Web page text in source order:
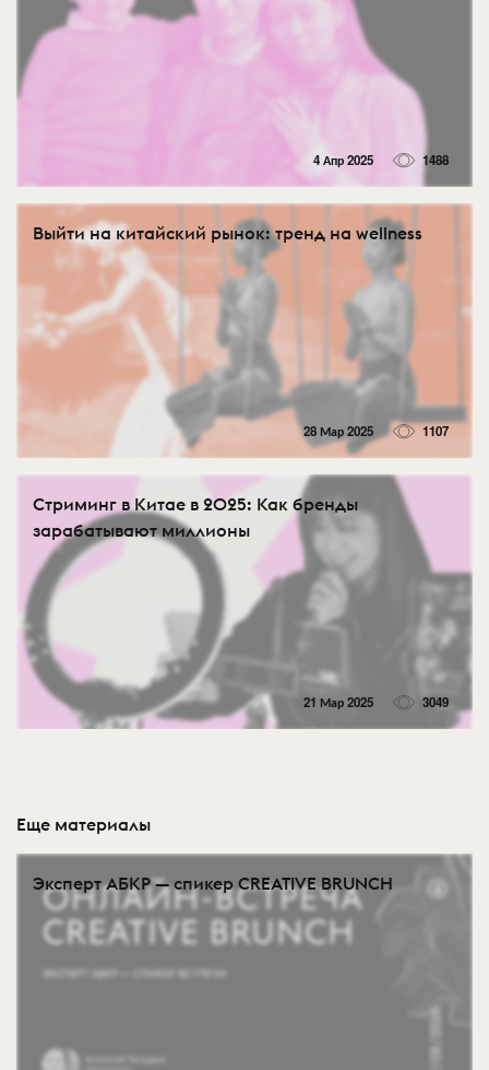
4 Апр 2025 1488
Выйти на китайский рынок: тренд на wellness
28 Мар 2025 1107
Стриминг в Китае в 2025: Как бренды
зарабатывают миллионы
21 Мар 2025 3049
Еще материалы
Эксперт АБКР — спикер CREATIVE BRUNCH